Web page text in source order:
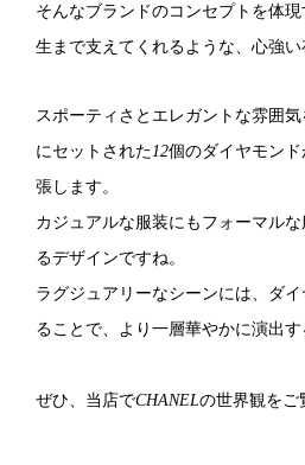
そんなブランドのコンセプトを体
生まで支えてくれるような、心強い
スポーティさとエレガントな雰囲
にセットされた 12個のダイヤモン
張します。
カジュアルな服装にもフォーマル
るデザインですね。
ラグジュアリーなシーンには、ダ
ることで、より一層華やかに演出す
ぜひ、当店でCHANELの世界観をご